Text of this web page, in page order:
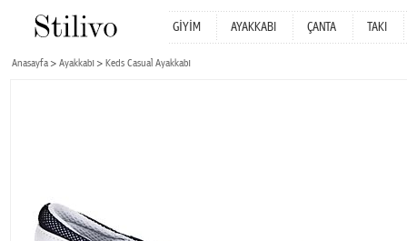
GİYİM AYAKKABI ÇANTA TAKI
Anasayfa Ayakkabı Keds Casual Ayakkabı